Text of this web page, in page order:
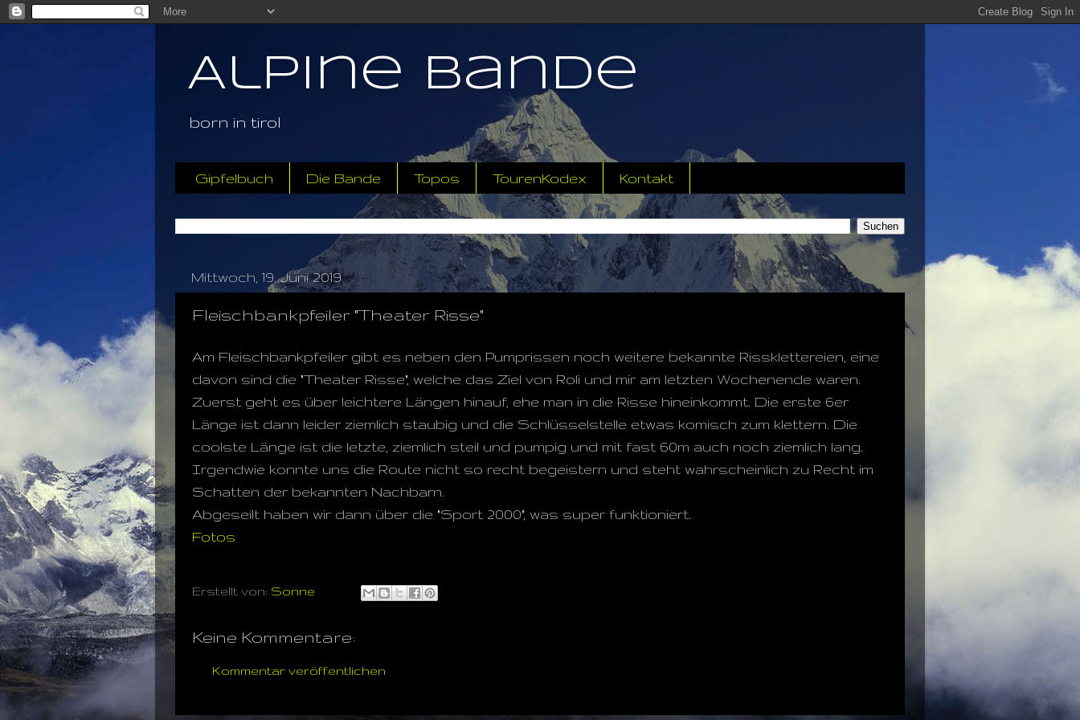
Alpine Bande
born in tirol
Gipfelbuch Die Bande Topos TourenKodex Kontakt
Mittwoch, 19. Juni 2019
Fleischbankpfeiler "Theater Risse"
Am Fleischbankpfeiler gibt es neben den Pumprissen noch weitere bekannte Rissklettereien, eine
davon sind die "Theater Risse", welche das Ziel von Roli und mir am letzten Wochenende waren.
Zuerst geht es über leichtere Längen hinauf, ehe man in die Risse hineinkommt. Die erste 6er
Länge ist dann leider ziemlich staubig und die Schlüsselstelle etwas komisch zum klettern. Die
coolste Länge ist die letzte, ziemlich steil und pumpig und mit fast 60m auch noch ziemlich lang.
Irgendwie konnte uns die Route nicht so recht begeistern und steht wahrscheinlich zu Recht im
Schatten der bekannten Nachbarn.
Abgeseilt haben wir dann über die "Sport 2000", was super funktioniert.
Fotos
Erstellt von: Sonne
Keine Kommentare:
Kommentar veröffentlichen